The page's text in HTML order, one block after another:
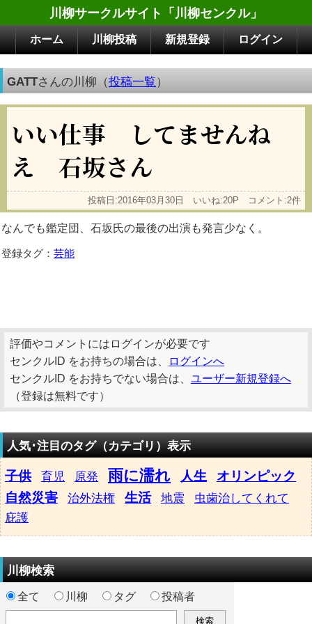
川柳サークルサイト「川柳センクル」
ホーム 川柳投稿 新規登録 ログイン
GATTさんの川柳（投稿一覧）
いい仕事 してませんね
え 石坂さん
投稿日:2016年03月30日 いいね:20P コメント:2件
なんでも鑑定団、石坂氏の最後の出演も発言少なく。
登録タグ： 芸能
評価やコメントにはログインが必要です
センクルID をお持ちの場合は、
ログインへ
センクルID をお持ちでない場合は、 ユーザー新規登録へ
（登録は無料です）
人気･注目のタグ（カテゴリ）表示
子供 育児 原発 雨に濡れ 人生
オリンピック
自然災害
治外法権 生活 地震
虫歯治してくれて
庇護
川柳検索
全て 川柳 タグ 投稿者